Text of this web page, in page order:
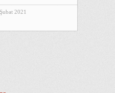
2021